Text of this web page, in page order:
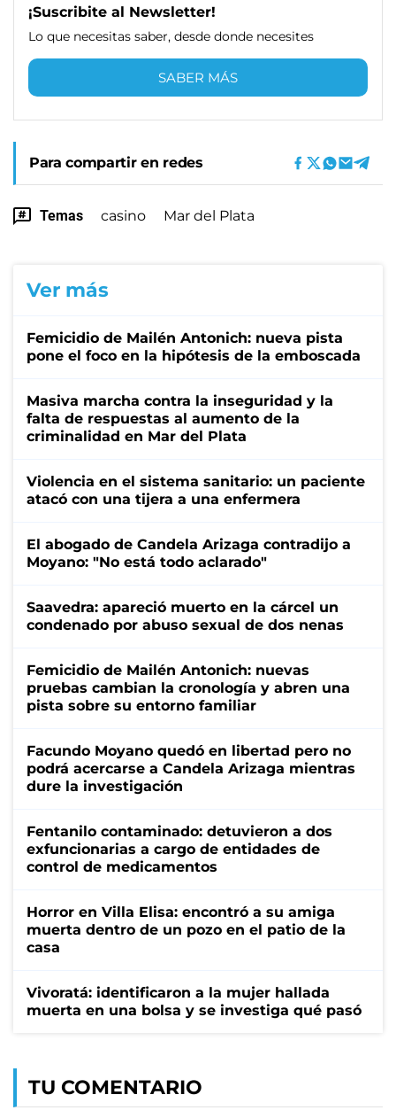
¡Suscribite al Newsletter!
Lo que necesitas saber, desde donde necesites
SABER MÁS
Para compartir en redes
Temas casino Mar del Plata
Ver más
Femicidio de Mailén Antonich: nueva pista
pone el foco en la hipótesis de la emboscada
Masiva marcha contra la inseguridad y la
falta de respuestas al aumento de la
criminalidad en Mar del Plata
Violencia en el sistema sanitario: un paciente
atacó con una tijera a una enfermera
El abogado de Candela Arizaga contradijo a
Moyano: "No está todo aclarado"
Saavedra: apareció muerto en la cárcel un
condenado por abuso sexual de dos nenas
Femicidio de Mailén Antonich: nuevas
pruebas cambian la cronología y abren una
pista sobre su entorno familiar
Facundo Moyano quedó en libertad pero no
podrá acercarse a Candela Arizaga mientras
dure la investigación
Fentanilo contaminado: detuvieron a dos
exfuncionarias a cargo de entidades de
control de medicamentos
Horror en Villa Elisa: encontró a su amiga
muerta dentro de un pozo en el patio de la
casa
Vivoratá: identificaron a la mujer hallada
muerta en una bolsa y se investiga qué pasó
TU COMENTARIO